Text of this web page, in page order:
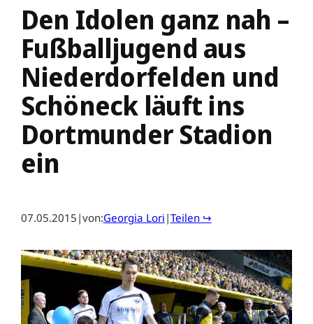
Den Idolen ganz nah –
Fußballjugend aus
Niederdorfelden und
Schöneck läuft ins
Dortmunder Stadion
ein
07.05.2015 |von:Georgia Lori |Teilen ↪